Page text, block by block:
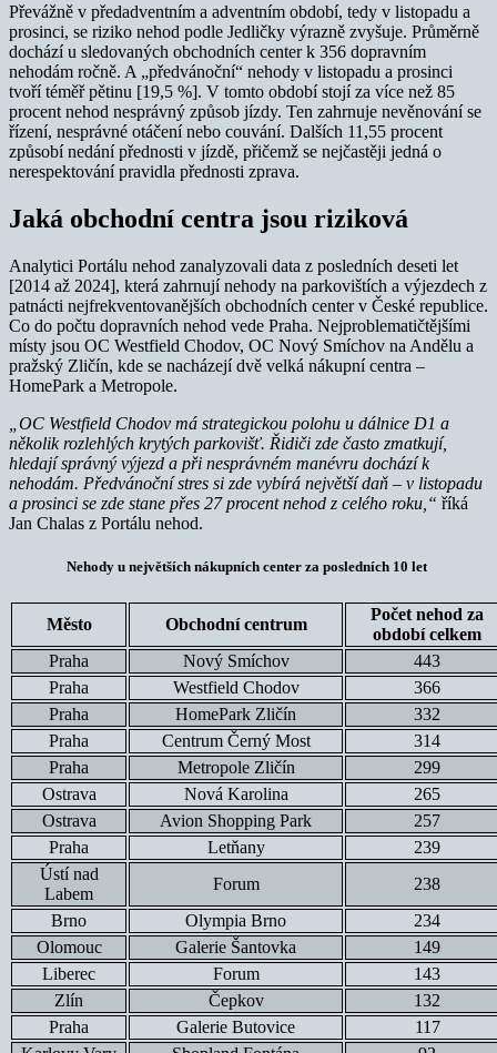
Převážně v předadventním a adventním období, tedy v listopadu a
prosinci, se riziko nehod podle Jedličky výrazně zvyšuje. Průměrně
dochází u sledovaných obchodních center k 356 dopravním
nehodám ročně. A „předvánoční“ nehody v listopadu a prosinci
tvoří téměř pětinu [19,5 %]. V tomto období stojí za více než 85
procent nehod nesprávný způsob jízdy. Ten zahrnuje nevěnování se
řízení, nesprávné otáčení nebo couvání. Dalších 11,55 procent
způsobí nedání přednosti v jízdě, přičemž se nejčastěji jedná o
nerespektování pravidla přednosti zprava.
Jaká obchodní centra jsou riziková
Analytici Portálu nehod zanalyzovali data z posledních deseti let
[2014 až 2024], která zahrnují nehody na parkovištích a výjezdech z
patnácti nejfrekventovanějších obchodních center v České republice.
Co do počtu dopravních nehod vede Praha. Nejproblematičtějšími
místy jsou OC Westfield Chodov, OC Nový Smíchov na Andělu a
pražský Zličín, kde se nacházejí dvě velká nákupní centra –
HomePark a Metropole.
„OC Westfield Chodov má strategickou polohu u dálnice D1 a
několik rozlehlých krytých parkovišť. Řidiči zde často zmatkují,
hledají správný výjezd a při nesprávném manévru dochází k
nehodám. Předvánoční stres si zde vybírá největší daň – v listopadu
a prosinci se zde stane přes 27 procent nehod z celého roku,“ říká
Jan Chalas z Portálu nehod.
Nehody u největších nákupních center za posledních 10 let
Město Obchodní centrum
Počet nehod za
období celkem
Praha
Nový Smíchov
443
Praha
Westfield Chodov
366
Praha
HomePark Zličín
332
Praha
Centrum Černý Most
314
Praha
Metropole Zličín
299
Ostrava
Nová Karolina
265
Ostrava
Avion Shopping Park
257
Praha
Letňany
239
Ústí nad
Labem
Forum
238
Brno
Olympia Brno
234
Olomouc
Galerie Šantovka
149
Liberec
Forum
143
Zlín
Čepkov
132
Praha
Galerie Butovice
117